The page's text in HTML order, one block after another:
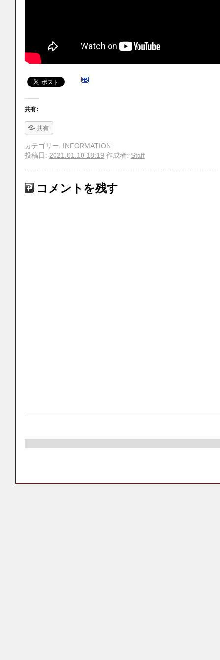
共有:
共有
カテゴリー: INFORMATION
投稿日: 2021.01.10 18:19 作成者: Staff
コメントを残す